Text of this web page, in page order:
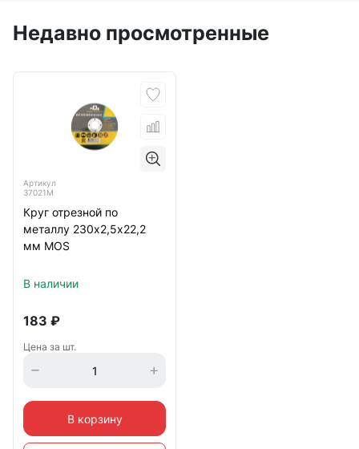
Недавно просмотренные
Артикул
37021М
Круг отрезной по
металлу 230х2,5х22,2
мм MOS
В наличии
183 ₽
Цена за шт.
В корзину